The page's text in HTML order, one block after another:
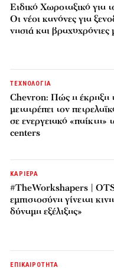
Ειδικό Χωροταξικό για
Οι νέοι κανόνες για
νησιά και βραχυχρόνιες
ΤΕΧΝΟΛΟΓΙΑ
Chevron: Πώς η έκρηξη
μετατρέπει τον
σε ενεργειακό «παίκτη»
centers
ΚΑΡΙΕΡΑ
#TheWorkshapers |
εμπιστοσύνη γίνεται
δύναμη εξέλιξης»
ΕΠΙΚΑΙΡΟΤΗΤΑ